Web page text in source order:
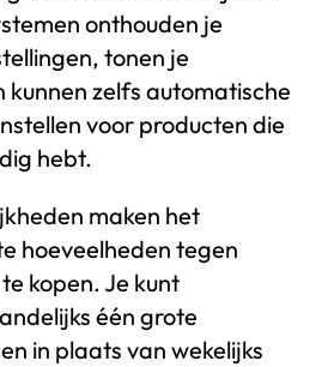
onthouden je
tonen je
kunnen zelfs automatische
voor producten die
hebt.
maken het
hoeveelheden tegen
kopen. Je kunt
één grote
in plaats van wekelijks